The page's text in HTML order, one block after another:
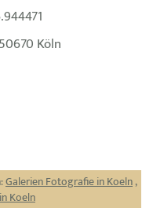
Köln
Galerien Fotografie in Koeln,
Koeln